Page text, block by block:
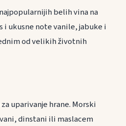
belih vina na
i ukusne note vanile, jabuke i
od velikih životnih
uparivanje hrane. Morski
dinstani ili maslacem